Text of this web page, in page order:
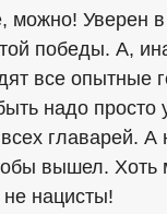
можно! Уверен
победы. А,
все опытные
надо просто
главарей. А
вышел. Хоть
нацисты!